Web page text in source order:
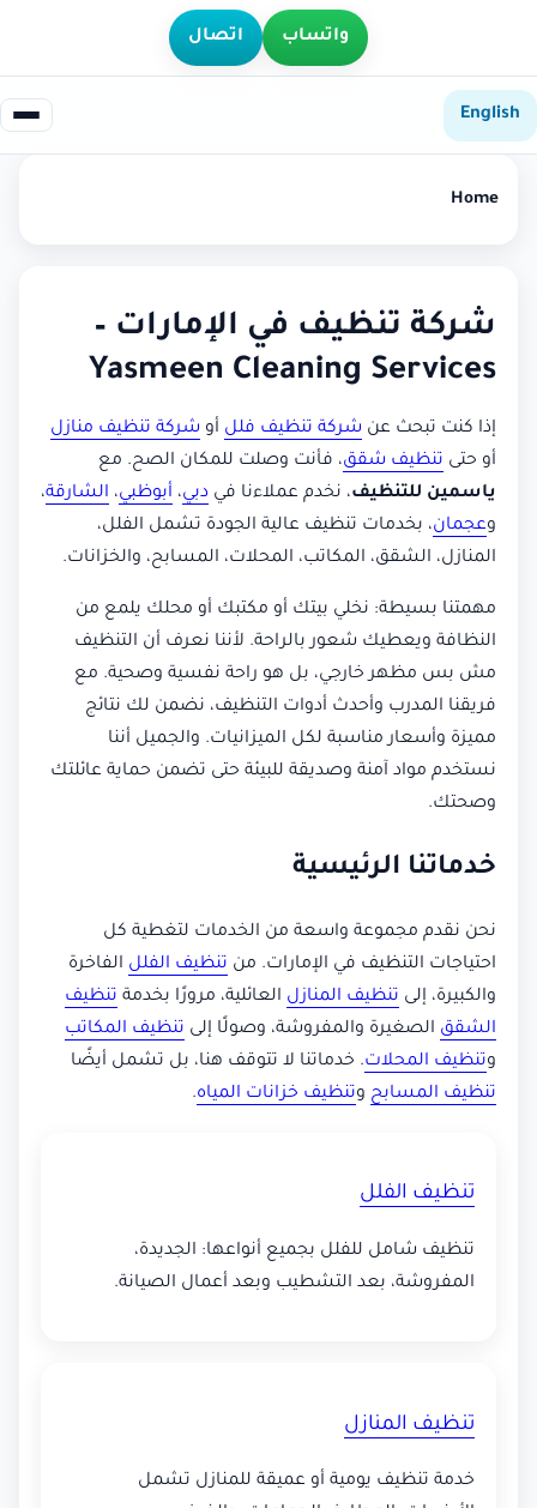
واتساب اتصال
English
Home
شركة تنظيف في الإمارات –
Yasmeen Cleaning Services
إذا كنت تبحث عن شركة تنظيف فلل أو شركة تنظيف منازل
أو حتى تنظيف شقق، فأنت وصلت للمكان الصح. مع
ياسمين للتنظيف، نخدم عملاءنا في دبي، أبوظبي، الشارقة،
وعجمان، بخدمات تنظيف عالية الجودة تشمل الفلل،
المنازل، الشقق، المكاتب، المحلات، المسابح، والخزانات.
مهمتنا بسيطة: نخلي بيتك أو مكتبك أو محلك يلمع من
النظافة ويعطيك شعور بالراحة. لأننا نعرف أن التنظيف
مش بس مظهر خارجي، بل هو راحة نفسية وصحية. مع
فريقنا المدرب وأحدث أدوات التنظيف، نضمن لك نتائج
مميزة وأسعار مناسبة لكل الميزانيات. والجميل أننا
نستخدم مواد آمنة وصديقة للبيئة حتى تضمن حماية عائلتك
وصحتك.
خدماتنا الرئيسية
نحن نقدم مجموعة واسعة من الخدمات لتغطية كل
احتياجات التنظيف في الإمارات. من تنظيف الفلل الفاخرة
والكبيرة، إلى تنظيف المنازل العائلية، مرورًا بخدمة تنظيف
الشقق الصغيرة والمفروشة، وصولًا إلى تنظيف المكاتب
وتنظيف المحلات. خدماتنا لا تتوقف هنا، بل تشمل أيضًا
تنظيف المسابح وتنظيف خزانات المياه.
تنظيف الفلل
تنظيف شامل للفلل بجميع أنواعها: الجديدة،
المفروشة، بعد التشطيب وبعد أعمال الصيانة.
تنظيف المنازل
خدمة تنظيف يومية أو عميقة للمنازل تشمل